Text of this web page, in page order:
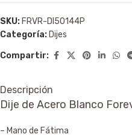
SKU: FRVR-DI50144P
Categoría: Dijes
Compartir:
Descripción
Dije de Acero Blanco
– Mano de Fátima